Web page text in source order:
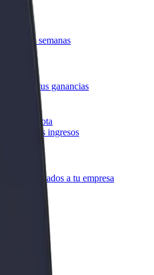
las semanas
tus ganancias
de flota
tus ingresos
Bolt adaptados a tu empresa